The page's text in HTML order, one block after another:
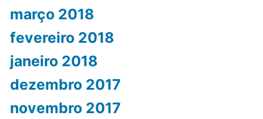
março 2018
fevereiro 2018
janeiro 2018
dezembro 2017
novembro 2017